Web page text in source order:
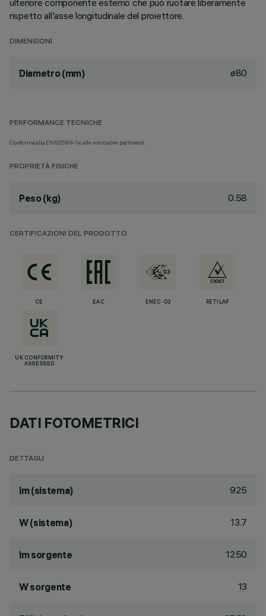
ulteriore componente esterno che può ruotare liberamente
rispetto all'asse longitudinale del proiettore.
DIMENSIONI
Diametro (mm) ø80
PERFORMANCE TECNICHE
Conforme alla EN60598-1 e alle normative pertinenti.
PROPRIETÀ FISICHE
Peso (kg) 0.58
CERTIFICAZIONI DEL PRODOTTO
CE EAC ENEC-03 RETILAP
UK CONFORMITY
ASSESSED
DATI FOTOMETRICI
DETTAGLI
lm (sistema) 925
W (sistema) 13.7
lm sorgente 1250
W sorgente 13